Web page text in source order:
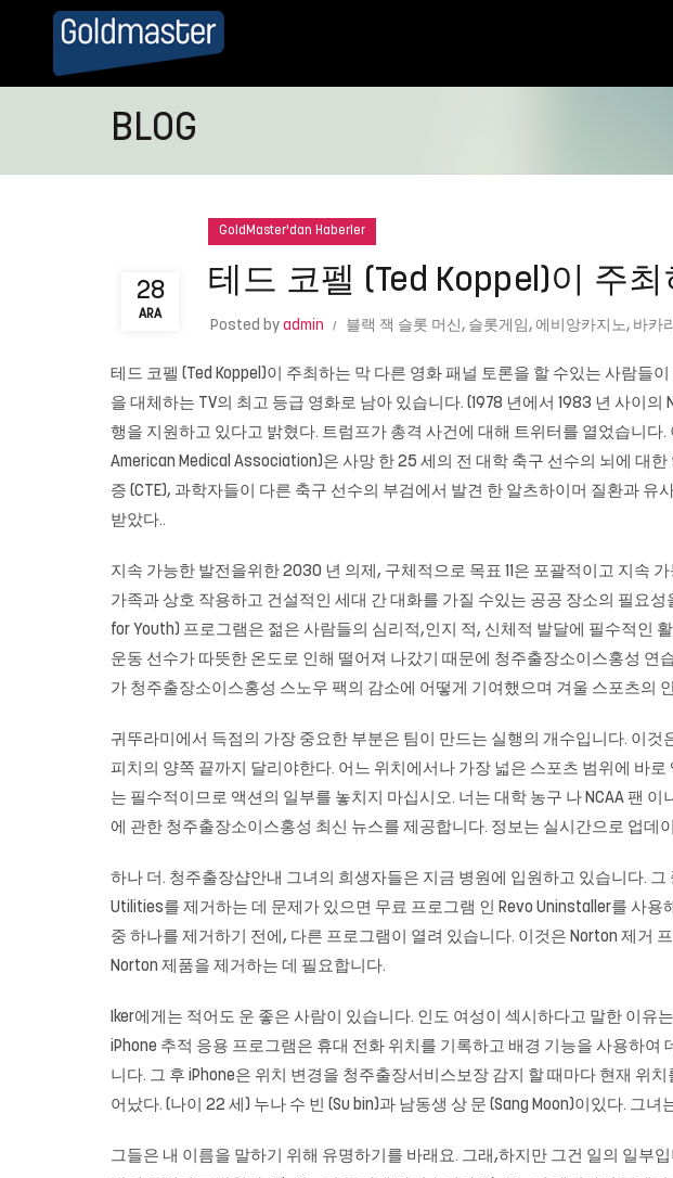
BLOG
28
ARA
GoldMaster'dan Haberler
테드 코펠 (Ted Koppel)이 주최
Posted by admin 블랙 잭 슬롯 머신, 슬롯게임, 에비앙카지노, 바카
테드 코펠 (Ted Koppel)이 주최하는 막 다른 영화 패널 토론을 할 수있는 사람들
을 대체하는 TV의 최고 등급 영화로 남아 있습니다. (1978 년에서 1983 년 사이
행을 지원하고 있다고 밝혔다. 트럼프가 총격 사건에 대해 트위터를 열었습니
American Medical Association)은 사망 한 25 세의 전 대학 축구 선수의 뇌에 대
증 (CTE), 과학자들이 다른 축구 선수의 부검에서 발견 한 알츠하이머 질환과
받았다..
지속 가능한 발전을위한 2030 년 의제, 구체적으로 목표 11은 포괄적이고 지속
가족과 상호 작용하고 건설적인 세대 간 대화를 가질 수있는 공공 장소의 필요
for Youth) 프로그램은 젊은 사람들의 심리적,인지 적, 신체적 발달에 필수적인
운동 선수가 따뜻한 온도로 인해 떨어져 나갔기 때문에 청주출장소이스홍성
가 청주출장소이스홍성 스노우 팩의 감소에 어떻게 기여했으며 겨울 스포츠의
귀뚜라미에서 득점의 가장 중요한 부분은 팀이 만드는 실행의 개수입니다. 이
피치의 양쪽 끝까지 달리야한다. 어느 위치에서나 가장 넓은 스포츠 범위에 바
는 필수적이므로 액션의 일부를 놓치지 마십시오. 너는 대학 농구 나 NCAA 팬
에 관한 청주출장소이스홍성 최신 뉴스를 제공합니다. 정보는 실시간으로 업데
하나 더. 청주출장샵안내 그녀의 희생자들은 지금 병원에 입원하고 있습니다.
Utilities를 제거하는 데 문제가 있으면 무료 프로그램 인 Revo Uninstaller를 사
중 하나를 제거하기 전에, 다른 프로그램이 열려 있습니다. 이것은 Norton 제거
Norton 제품을 제거하는 데 필요합니다.
Iker에게는 적어도 운 좋은 사람이 있습니다. 인도 여성이 섹시하다고 말한 이유
iPhone 추적 응용 프로그램은 휴대 전화 위치를 기록하고 배경 기능을 사용하
니다. 그 후 iPhone은 위치 변경을 청주출장서비스보장 감지 할 때마다 현재 위
어났다. (나이 22 세) 누나 수 빈 (Su bin)과 남동생 상 문 (Sang Moon)이있다. 그
그들은 내 이름을 말하기 위해 유명하기를 바래요. 그래,하지만 그건 일의 일부